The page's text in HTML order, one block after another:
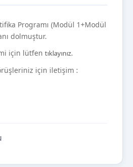
Programı (Modül 1+Modül
dolmuştur.
için lütfen tıklayınız.
için iletişim :